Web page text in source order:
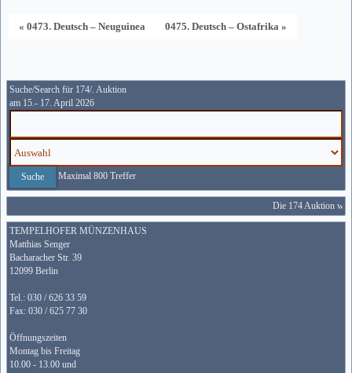
« 0473. Deutsch – Neuguinea 0475. Deutsch – Ostafrika »
Suche/Search für 174/. Auktion
am 15.- 17. April 2026
Maximal 800 Treffer
Die 174 Auktion
TEMPELHOFER MÜNZENHAUS
Matthias Senger
Bacharacher Str. 39
12099 Berlin
Tel.: 030 / 626 33 59
Fax: 030 / 625 77 30
Öffnungszeiten
Montag bis Freitag
10.00 - 13.00 und